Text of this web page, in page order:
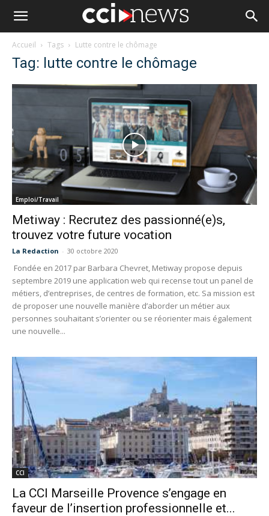
Accueil Tags Lutte contre le chômage
Tag: lutte contre le chômage
Emploi/Travail
Metiway : Recrutez des passionné(e)s,
trouvez votre future vocation
La Redaction - 30 octobre 2020
Fondée en 2017 par Barbara Chevret, Metiway propose depuis
septembre 2019 une application web qui recense tout un panel de
métiers, d’entreprises, de centres de formation, etc. Sa mission est
de proposer une nouvelle manière d’aborder un métier aux
personnes souhaitant s’orienter ou se réorienter mais également
une nouvelle...
CCI
La CCI Marseille Provence s’engage en
faveur de l’insertion professionnelle et...